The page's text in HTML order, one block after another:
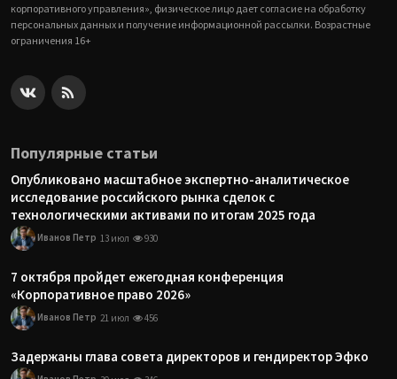
корпоративного управления», физическое лицо дает согласие на обработку
персональных данных и получение информационной рассылки. Возрастные
ограничения 16+
Популярные статьи
Опубликовано масштабное экспертно-аналитическое
исследование российского рынка сделок с
технологическими активами по итогам 2025 года
Иванов Петр 13 июл 930
7 октября пройдет ежегодная конференция
«Корпоративное право 2026»
Иванов Петр 21 июл 456
Задержаны глава совета директоров и гендиректор Эфко